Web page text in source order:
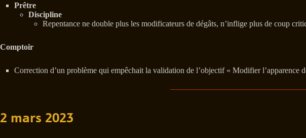
Prêtre
Discipline
Repentance ne double plus les modificateurs de dégâts, n’inflige plus de coup
Comptoir
Correction d’un problème qui empêchait la validation de l’objectif « Modifier l’apparence
2 mars 2023